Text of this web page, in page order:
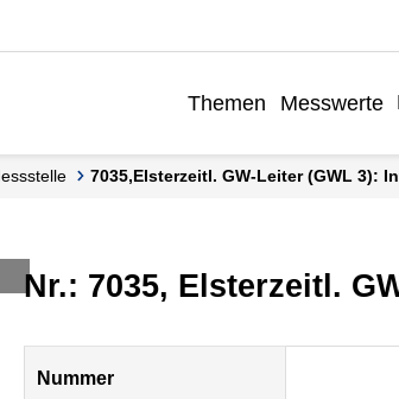
Themen Messwerte
Messstelle 7035,Elsterzeitl. GW-Leiter (GWL 3):
Nr.: 7035, Elsterzeitl.
Berlin
Nummer